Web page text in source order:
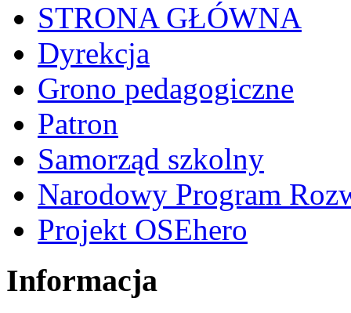
STRONA GŁÓWNA
Dyrekcja
Grono pedagogiczne
Patron
Samorząd szkolny
Narodowy Program
Projekt OSEhero
Informacja